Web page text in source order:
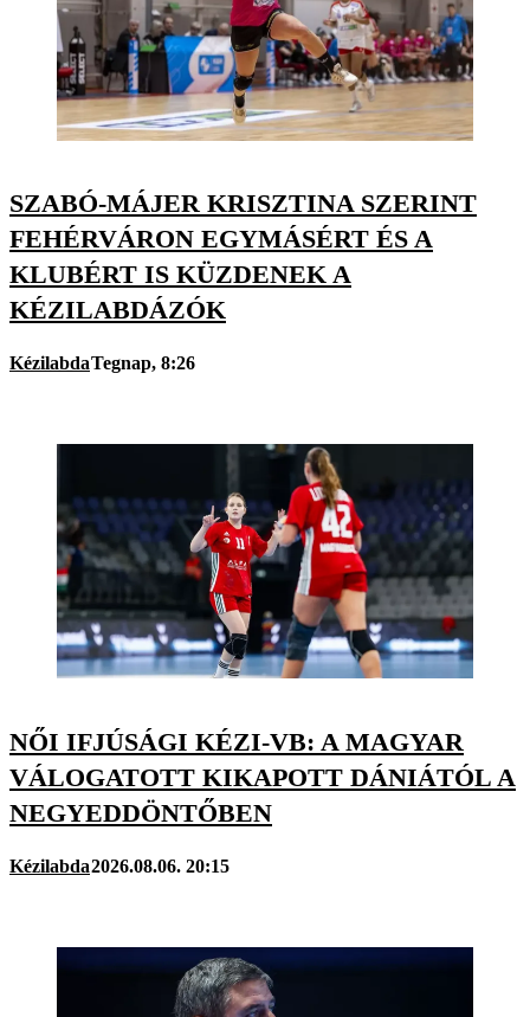
SZABÓ-MÁJER KRISZTINA SZERINT
FEHÉRVÁRON EGYMÁSÉRT ÉS A
KLUBÉRT IS KÜZDENEK A
KÉZILABDÁZÓK
KézilabdaTegnap, 8:26
NŐI IFJÚSÁGI KÉZI-VB: A MAGYAR
VÁLOGATOTT KIKAPOTT DÁNIÁTÓL A
NEGYEDDÖNTŐBEN
Kézilabda2026.08.06. 20:15